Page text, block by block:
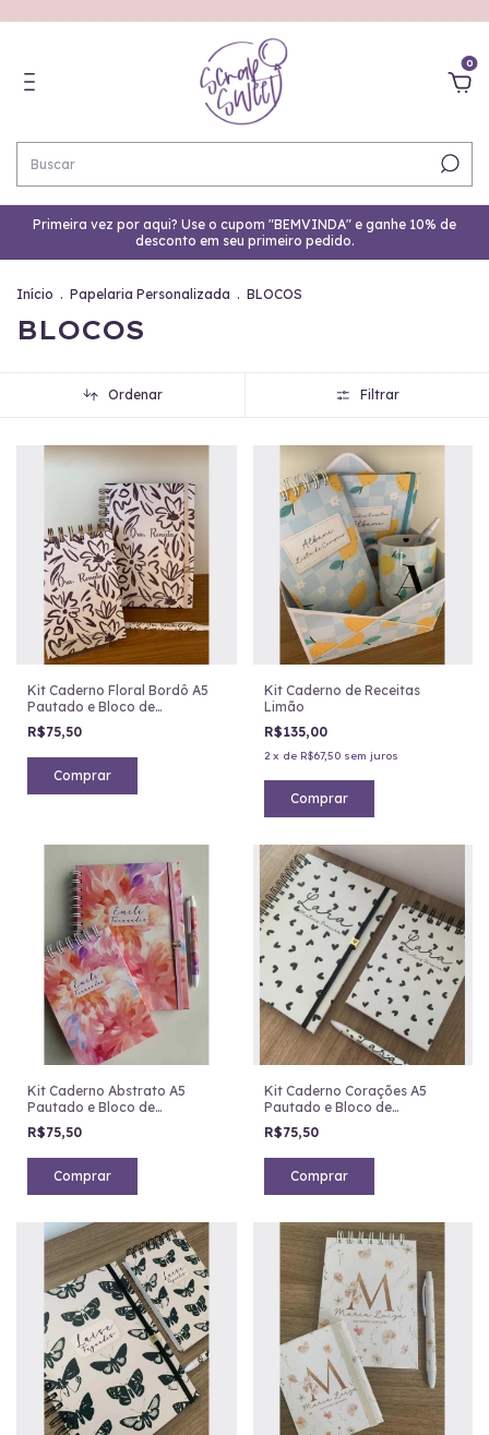
0
Primeira vez por aqui? Use o cupom "BEMVINDA" e ganhe 10% de
desconto em seu primeiro pedido.
Início . Papelaria Personalizada . BLOCOS
BLOCOS
Ordenar Filtrar
Kit Caderno Floral Bordô A5
Pautado e Bloco de
Anotações
R$75,50
Comprar
Kit Caderno de Receitas
Limão
R$135,00
2 x de R$67,50 sem juros
Comprar
Kit Caderno Abstrato A5
Pautado e Bloco de
Anotações - (cópia)
R$75,50
Comprar
Kit Caderno Corações A5
Pautado e Bloco de
Anotações
R$75,50
Comprar